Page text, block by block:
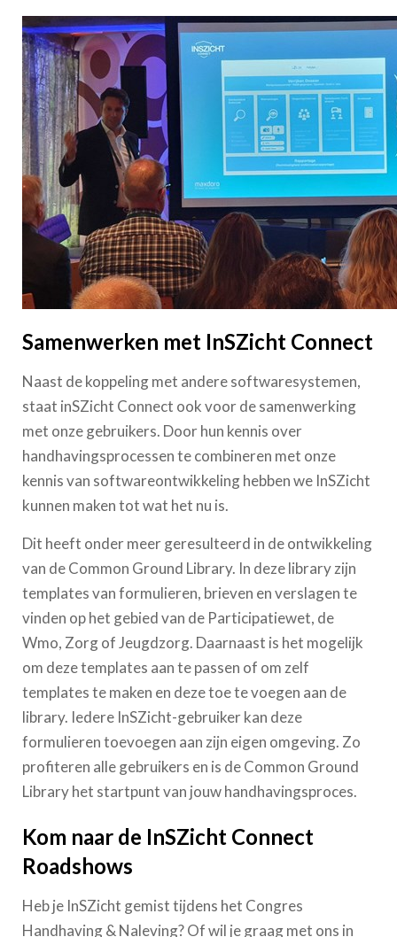
Samenwerken met InSZicht Connect
Naast de koppeling met andere softwaresystemen,
staat inSZicht Connect ook voor de samenwerking
met onze gebruikers. Door hun kennis over
handhavingsprocessen te combineren met onze
kennis van softwareontwikkeling hebben we InSZicht
kunnen maken tot wat het nu is.
Dit heeft onder meer geresulteerd in de ontwikkeling
van de Common Ground Library. In deze library zijn
templates van formulieren, brieven en verslagen te
vinden op het gebied van de Participatiewet, de
Wmo, Zorg of Jeugdzorg. Daarnaast is het mogelijk
om deze templates aan te passen of om zelf
templates te maken en deze toe te voegen aan de
library. Iedere InSZicht-gebruiker kan deze
formulieren toevoegen aan zijn eigen omgeving. Zo
profiteren alle gebruikers en is de Common Ground
Library het startpunt van jouw handhavingsproces.
Kom naar de InSZicht Connect
Roadshows
Heb je InSZicht gemist tijdens het Congres
Handhaving & Naleving? Of wil je graag met ons in